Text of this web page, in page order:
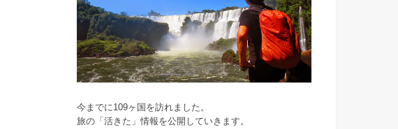
今までに109ヶ国を訪れました。
旅の「活きた」情報を公開していきます。